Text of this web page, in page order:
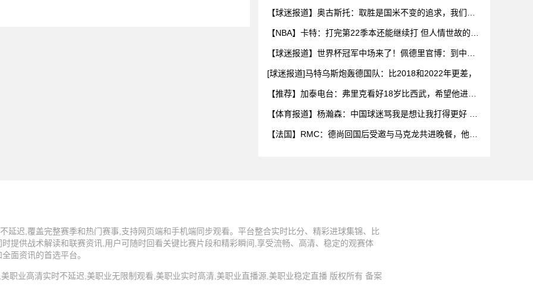
【球迷报道】奥古斯托：取胜是国米不变的追求，我们要
【NBA】卡特：打完第22季本还能继续打 但人情世故的风
【球迷报道】世界杯冠军中场来了！佩德里官博：到中国
[球迷报道]马特乌斯炮轰德国队：比2018和2022年更差，
【推荐】加泰电台：弗里克看好18岁比西武，希望他进入
【体育报道】杨瀚森：中国球迷骂我是想让我打得更好 因
【法国】RMC：德尚回国后受邀与马克龙共进晚餐，他希
延迟,覆盖完整赛季和热门赛事,支持网页端和手机端同步观看。平台整合实时比分、精彩进球集锦、比
提供战术解读和联赛资讯,用户可随时回看关键比赛片段和精彩瞬间,享受流畅、高清、稳定的观赛体
面资讯的首选平台。
职业高清实时不延迟,美职业无限制观看,美职业实时高清,美职业直播源,美职业稳定直播 版权所有 备案